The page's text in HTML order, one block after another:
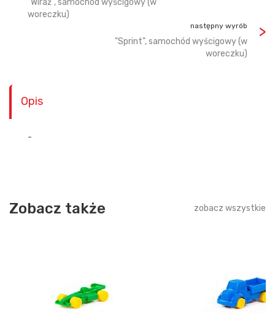
"Wiraż", samochód wyścigowy (w
woreczku)
następny wyrób
"Sprint", samochód wyścigowy (w
woreczku)
Opis
-
Zobacz także zobacz wszystkie